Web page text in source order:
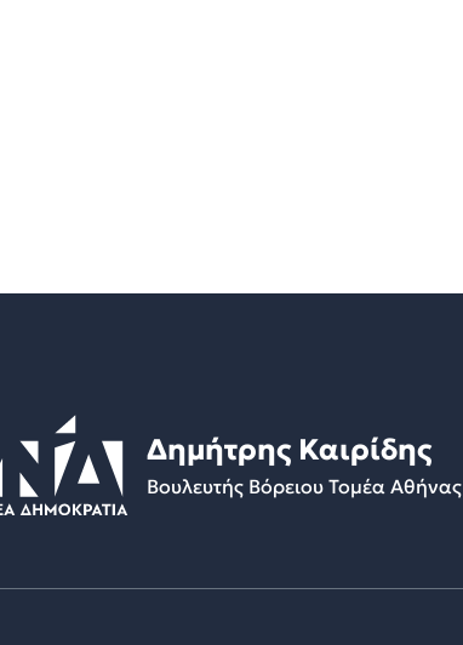
Δημήτρης Καιρίδης
Βουλευτής Βόρειου Τομέα Αθήνας